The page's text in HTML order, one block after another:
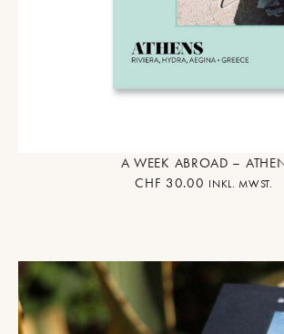
A WEEK ABROAD –
CHF 30.00 INKL. MWST.